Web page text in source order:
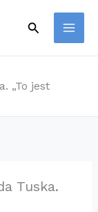
Szukaj
„To jest
Tuska.